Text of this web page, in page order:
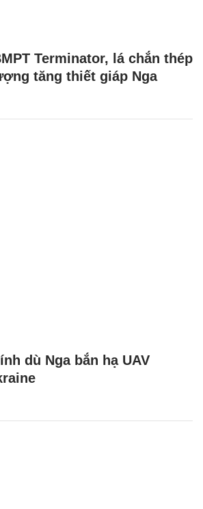
Terminator, lá chắn thép
tăng thiết giáp Nga
dù Nga bắn hạ UAV